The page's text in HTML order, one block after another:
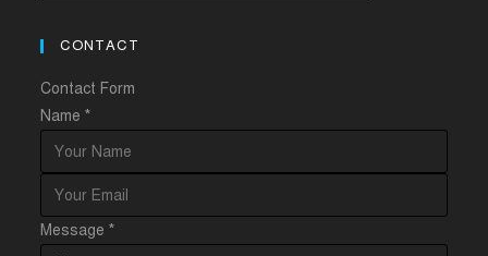
CONTACT
Contact Form
Name*
Message*